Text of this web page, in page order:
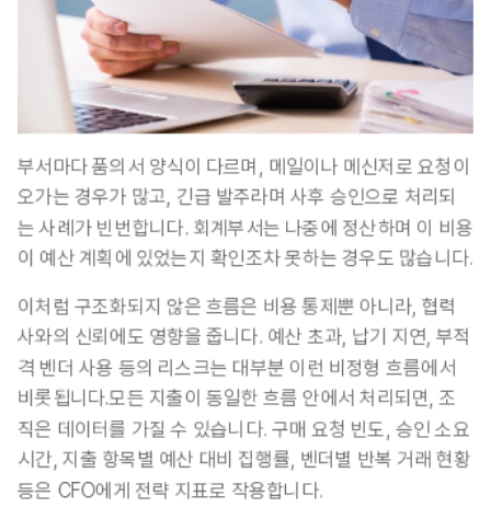
부서마다 품의서 양식이 다르며, 메일이나 메신저로 요청이
오가는 경우가 많고, 긴급 발주라며 사후 승인으로 처리되
는 사례가 빈번합니다. 회계부서는 나중에 정산하며 이 비용
이처럼 구조화되지 않은 흐름은 비용 통제뿐 아니라, 협력
사와의 신뢰에도 영향을 줍니다. 예산 초과, 납기 지연, 부적
격 벤더 사용 등의 리스크는 대부분 이런 비정형 흐름에서
비롯됩니다.모든 지출이 동일한 흐름 안에서 처리되면, 조
직은 데이터를 가질 수 있습니다. 구매 요청 빈도, 승인 소요
시간, 지출 항목별 예산 대비 집행률, 벤더별 반복 거래 현황
등은 CFO에게 전략 지표로 작용합니다.